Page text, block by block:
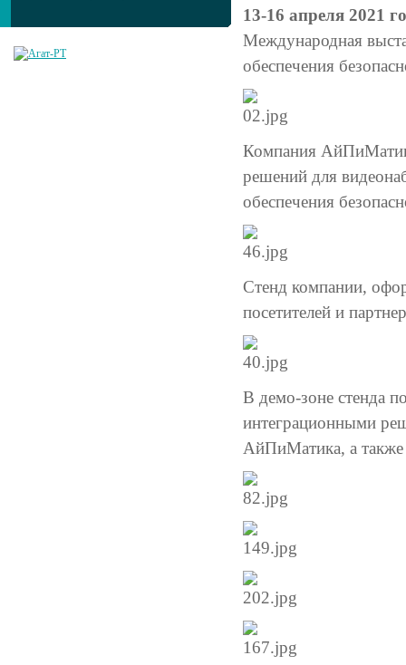
13-16 апреля 2021
Международная
обеспечения
Компания
решений для
обеспечения
Стенд компании,
посетителей и
В демо-зоне стенда
интеграционными
АйПиМатика, а